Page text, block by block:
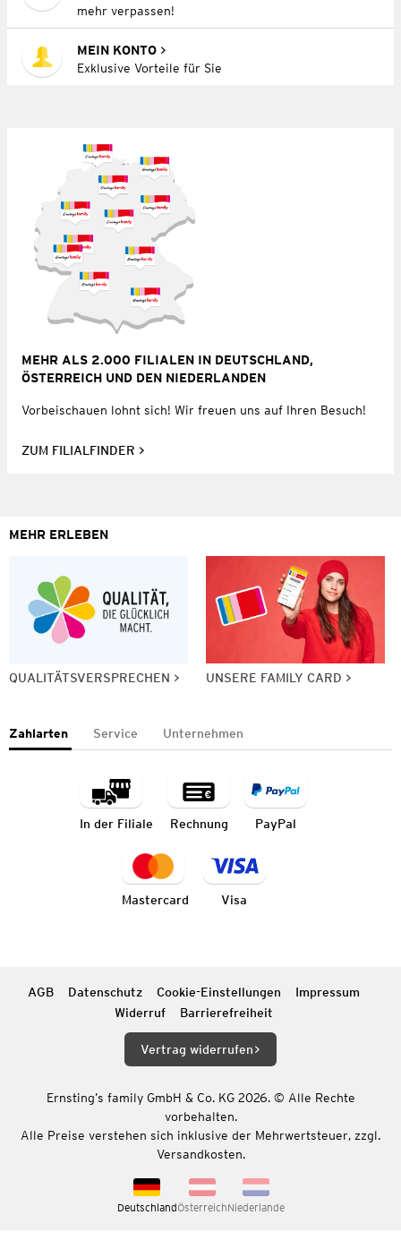
mehr verpassen!
MEIN KONTO
Exklusive Vorteile für Sie
MEHR ALS 2.000 FILIALEN IN DEUTSCHLAND,
ÖSTERREICH UND DEN NIEDERLANDEN
Vorbeischauen lohnt sich! Wir freuen uns auf Ihren Besuch!
ZUM FILIALFINDER
MEHR ERLEBEN
QUALITÄTSVERSPRECHEN UNSERE FAMILY CARD
Zahlarten Service Unternehmen
In der Filiale Rechnung PayPal
Mastercard Visa
AGB Datenschutz Cookie-Einstellungen
Impressum
Widerruf
Barrierefreiheit
Vertrag widerrufen
Ernsting’s family GmbH & Co. KG 2026. © Alle Rechte
vorbehalten.
Alle Preise verstehen sich inklusive der Mehrwertsteuer, zzgl.
Versandkosten.
DeutschlandÖsterreichNiederlande